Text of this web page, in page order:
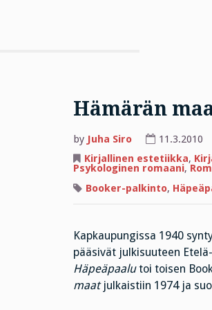
Hämärän
by Juha Siro 11.3.2010
Kirjallinen estetiikka,
Psykologinen romaani,
Booker-palkinto,
Kapkaupungissa 1940
pääsivät julkisuuteen
Häpeäpaalutoi toisen
maatjulkaistiin 1974 ja